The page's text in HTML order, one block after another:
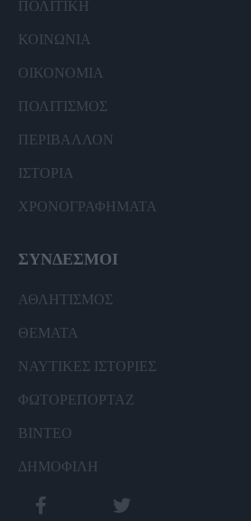
ΠΟΛΙΤΙΚΗ
ΚΟΙΝΩΝΙΑ
ΟΙΚΟΝΟΜΙΑ
ΠΟΛΙΤΙΣΜΟΣ
ΠΕΡΙΒΑΛΛΟΝ
ΙΣΤΟΡΙΑ
ΧΡΟΝΟΓΡΑΦΗΜΑΤΑ
ΣΥΝΔΕΣΜΟΙ
ΑΘΛΗΤΙΣΜΟΣ
ΘΕΜΑΤΑ
ΝΑΥΤΙΚΕΣ ΙΣΤΟΡΙΕΣ
ΦΩΤΟΡΕΠΟΡΤΑΖ
ΒΙΝΤΕΟ
ΔΗΜΟΦΙΛΗ